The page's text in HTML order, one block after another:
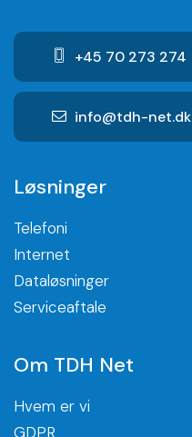
+45 70 273 274
info@tdh-net.dk
Løsninger
Telefoni
Internet
Dataløsninger
Serviceaftale
Om TDH Net
Hvem er vi
GDPR